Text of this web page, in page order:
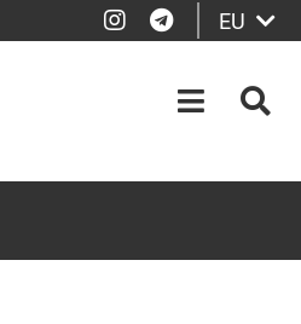
Instagram
Telegram
EU
OPEN-